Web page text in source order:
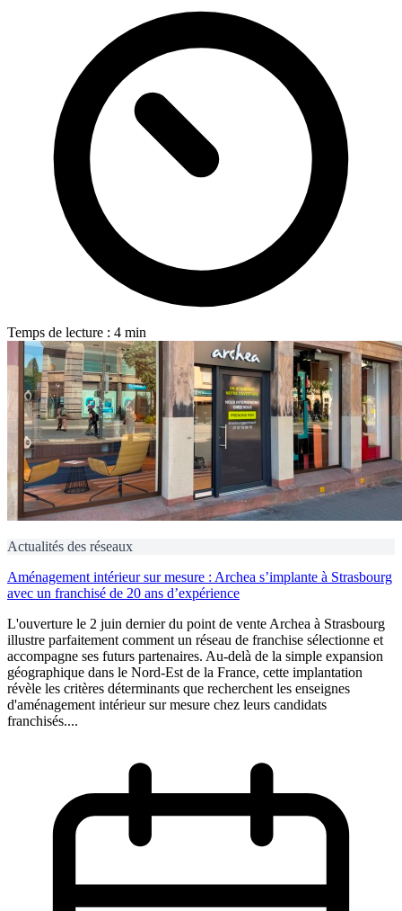
Temps de lecture : 4 min
Actualités des réseaux
Aménagement intérieur sur mesure : Archea s’implante à Strasbourg
avec un franchisé de 20 ans d’expérience
L'ouverture le 2 juin dernier du point de vente Archea à Strasbourg
illustre parfaitement comment un réseau de franchise sélectionne et
accompagne ses futurs partenaires. Au-delà de la simple expansion
géographique dans le Nord-Est de la France, cette implantation
révèle les critères déterminants que recherchent les enseignes
d'aménagement intérieur sur mesure chez leurs candidats
franchisés....